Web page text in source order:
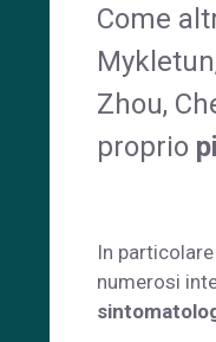
Come
Zhou,
proprio
In
numerosi